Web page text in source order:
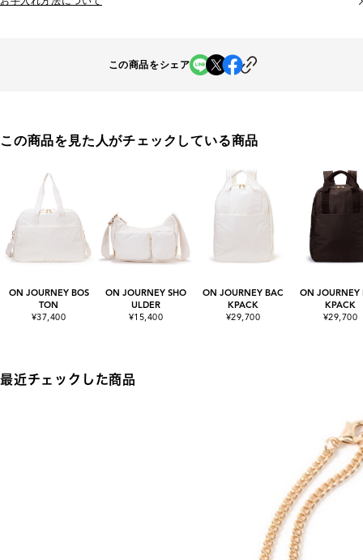
この商品をシェア
この商品を見た人がチェックしている商品
ON JOURNEY BOS
TON
¥37,400
ON JOURNEY SHO
ULDER
¥15,400
ON JOURNEY BAC
KPACK
¥29,700
ON JOURNEY
KPACK
¥29,700
最近チェックした商品